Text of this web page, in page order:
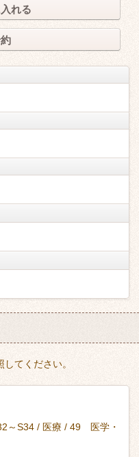
れる
てください。
～S34 / 医療 / 49 医学・